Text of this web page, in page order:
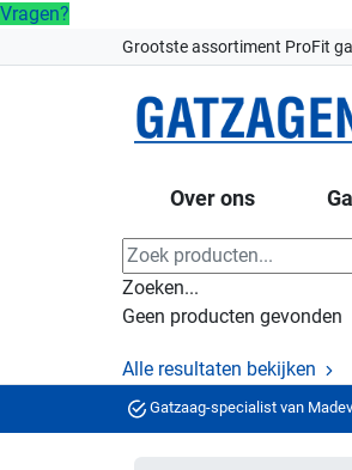
Vragen?
Grootste assortiment ProFit
Over ons
Zoeken...
Geen producten gevonden
Alle resultaten bekijken
Gatzaag-specialist van